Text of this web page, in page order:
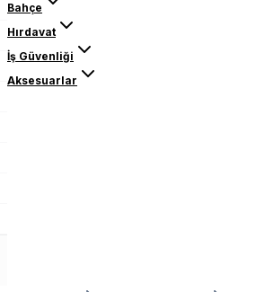
Bahçe
Hırdavat
İş Güvenliği
Aksesuarlar